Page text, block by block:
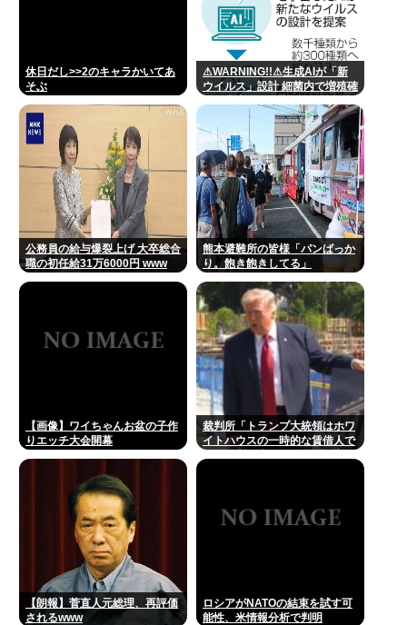
休日だし>>2のキャラかいてあ
そぶ
⚠WARNING!!⚠生成AIが「新
ウイルス」設計 細菌内で増殖確
公務員の給与爆裂上げ 大卒総合
職の初任給31万6000円 www
熊本避難所の皆様「パンばっか
り。飽き飽きしてる」
【画像】ワイちゃんお盆の子作
りエッチ大会開幕
裁判所「トランプ大統領はホワ
イトハウスの一時的な賃借人で
【朗報】菅直人元総理、再評価
されるwww
ロシアがNATOの結束を試す可
能性、米情報分析で判明